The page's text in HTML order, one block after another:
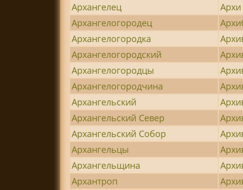
Архангелец
Архи
Архангелогородец
Архангелогородка
Архангелогородский
Архангелогородцы
Архангелогородчина
Архангельский
Архангельский Север
Архангельский Собор
Архангельцы
Архангельщина
Архантроп